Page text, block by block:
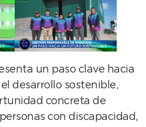
un paso clave hacia
desarrollo sostenible,
concreta de
con discapacidad,